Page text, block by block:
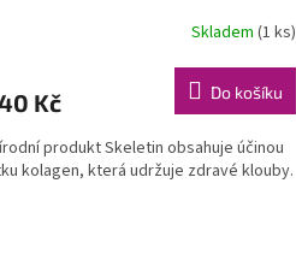
Skladem (1 ks)
Kč Do košíku
produkt Skeletin obsahuje účinou
kolagen, která udržuje zdravé klouby.